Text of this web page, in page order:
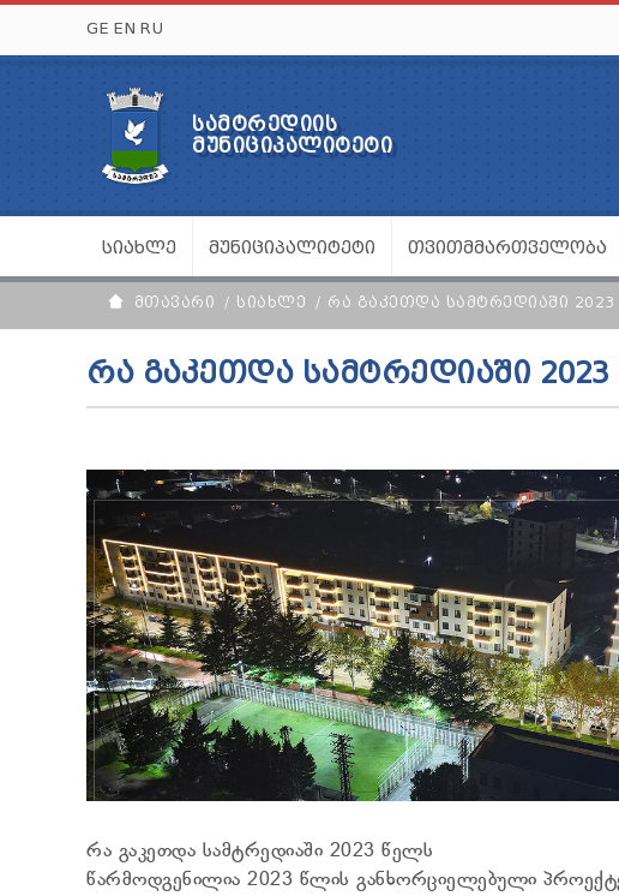
GE EN RU
ᲡᲐᲛᲢᲠᲔᲓᲘᲘᲡ
ᲛᲣᲜᲘᲪᲘᲞᲐᲚᲘᲢᲔᲢᲘ
ᲡᲘᲐᲮᲚᲔ ᲛᲣᲜᲘᲪᲘᲞᲐᲚᲘᲢᲔᲢᲘ ᲗᲕᲘᲗᲛᲛᲐᲠᲗᲕᲔᲚᲝᲑᲐ
ᲛᲗᲐᲕᲐᲠᲘ ᲡᲘᲐᲮᲚᲔ ᲠᲐ ᲒᲐᲙᲔᲗᲓᲐ ᲡᲐᲛᲢᲠᲔᲓᲘᲐᲨᲘ
ᲠᲐ ᲒᲐᲙᲔᲗᲓᲐ ᲡᲐᲛᲢᲠᲔᲓᲘᲐᲨᲘ
რა გაკეთდა სამტრედიაში 2023 წელს
წარმოდგენილია 2023 წლის განხორციელებული